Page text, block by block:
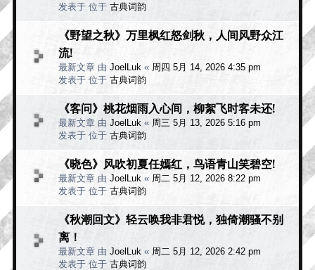
发表于 位于 古典词韵
《野望之秋》万里枫红怒剑秋，人间风野众江
流!
最新文章 由 JoelLuk « 周四 5月 14, 2026 4:35 pm
发表于 位于 古典词韵
《客问》桃花烟雨入心间，柳絮飞时客未还!
最新文章 由 JoelLuk « 周三 5月 13, 2026 5:16 pm
发表于 位于 古典词韵
《晓色》风吹初夏任嫣红，鸟语青山笑碧空!
最新文章 由 JoelLuk « 周二 5月 12, 2026 8:22 pm
发表于 位于 古典词韵
《秋潮回文》轻云唤我非君悦，独倚潮骚不别
离！
最新文章 由 JoelLuk « 周二 5月 12, 2026 2:42 pm
发表于 位于 古典词韵